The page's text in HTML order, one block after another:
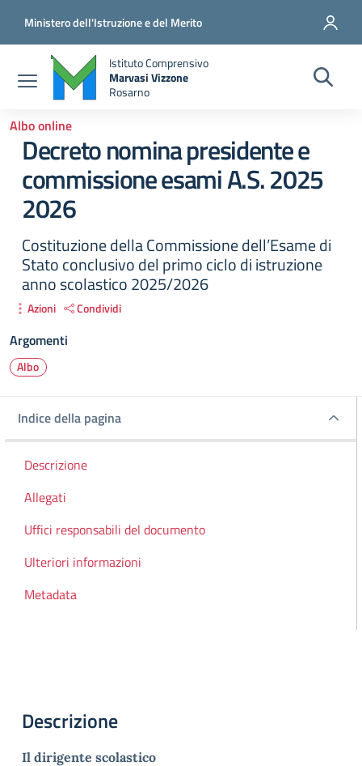
Ministero dell'Istruzione e del Merito
Istituto Comprensivo
Marvasi Vizzone
Rosarno
Albo online
Decreto nomina presidente e
commissione esami A.S. 2025
2026
Costituzione della Commissione dell’Esame di
Stato conclusivo del primo ciclo di istruzione
anno scolastico 2025/2026
Azioni Condividi
Argomenti
Albo
Indice della pagina
Indice della pagina
Descrizione
Allegati
Uffici responsabili del documento
Ulteriori informazioni
Metadata
Descrizione
Il dirigente scolastico